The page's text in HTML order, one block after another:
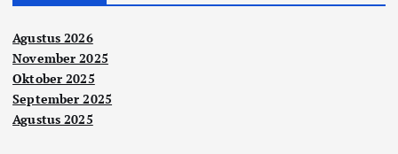
Agustus 2026
November 2025
Oktober 2025
September 2025
Agustus 2025